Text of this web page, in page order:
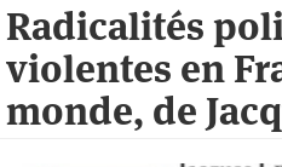
Radicalités
violentes en
monde, de